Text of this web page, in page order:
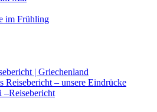
im Frühling
| Griechenland
Reisebericht – unsere Eindrücke
–Reisebericht